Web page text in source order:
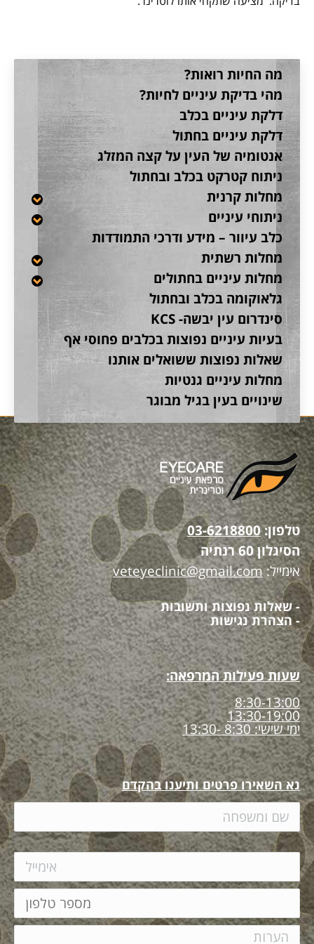
מה החיות רואות?
מהי בדיקת עיניים לחיות?
דלקת עיניים בכלב
דלקת עיניים בחתול
אנטומיה של העין על קצה המזלג
ניתוח קטרקט בכלב ובחתול
מחלות קרנית
ניתוחי עיניים
כלב עיוור – מידע ודרכי התמודדות
מחלות רשתית
מחלות עיניים בחתולים
גלאוקומה בכלב ובחתול
סינדרום עין יבשה- KCS
בעיות עיניים נפוצות בכלבים פחוסי אף
שאלות נפוצות ששואלים אותנו
מחלות עיניים גנטיות
שינויים בעין בגיל מבוגר
טלפון:03-6218800
הסיגלון 60 רנתיה
אימייל:veteyeclinic@gmail.com
- שאלות נפוצות ותשובות
- הצהרת נגישות
שעות פעילות המרפאה:
8:30-13:00
13:30-19:00
ימי שישי: 8:30 -13:30
נא השאירו פרטים ותיענו בהקדם